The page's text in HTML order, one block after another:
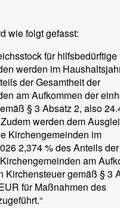
wie folgt gefasst:
für hilfsbedürftige
werden im
der Gesamtheit der
am Aufkommen der
§ 3 Absatz 2, also
werden dem
Kirchengemeinden im
2,374 % des Anteils der
am
Kirchensteuer gemäß § 3
für Maßnahmen des